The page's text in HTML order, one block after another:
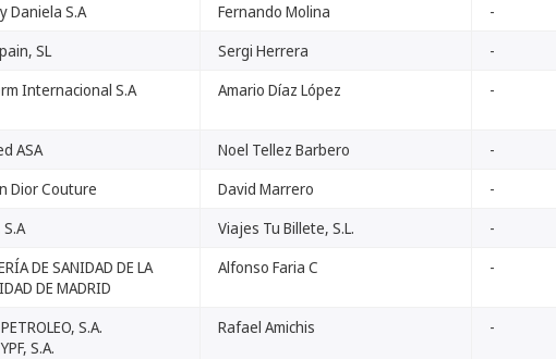
Daniela S.A Fernando Molina -
SL Sergi Herrera -
Internacional S.A Amario Díaz López -
ASA Noel Tellez Barbero -
Dior Couture David Marrero -
Viajes Tu Billete, S.L. -
DE SANIDAD DE LA
DE MADRID
Alfonso Faria C -
S.A.
S.A.
Rafael Amichis -